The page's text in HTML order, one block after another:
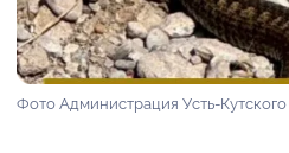
Фото Администрация Усть-